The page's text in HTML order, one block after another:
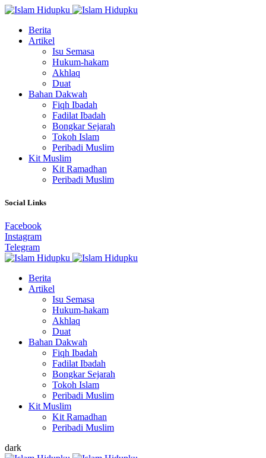
Berita
Artikel
Isu Semasa
Hukum-hakam
Akhlaq
Duat
Bahan Dakwah
Fiqh Ibadah
Fadilat Ibadah
Bongkar Sejarah
Tokoh Islam
Peribadi Muslim
Kit Muslim
Kit Ramadhan
Peribadi Muslim
Social Links
Facebook
Instagram
Telegram
Berita
Artikel
Isu Semasa
Hukum-hakam
Akhlaq
Duat
Bahan Dakwah
Fiqh Ibadah
Fadilat Ibadah
Bongkar Sejarah
Tokoh Islam
Peribadi Muslim
Kit Muslim
Kit Ramadhan
Peribadi Muslim
dark